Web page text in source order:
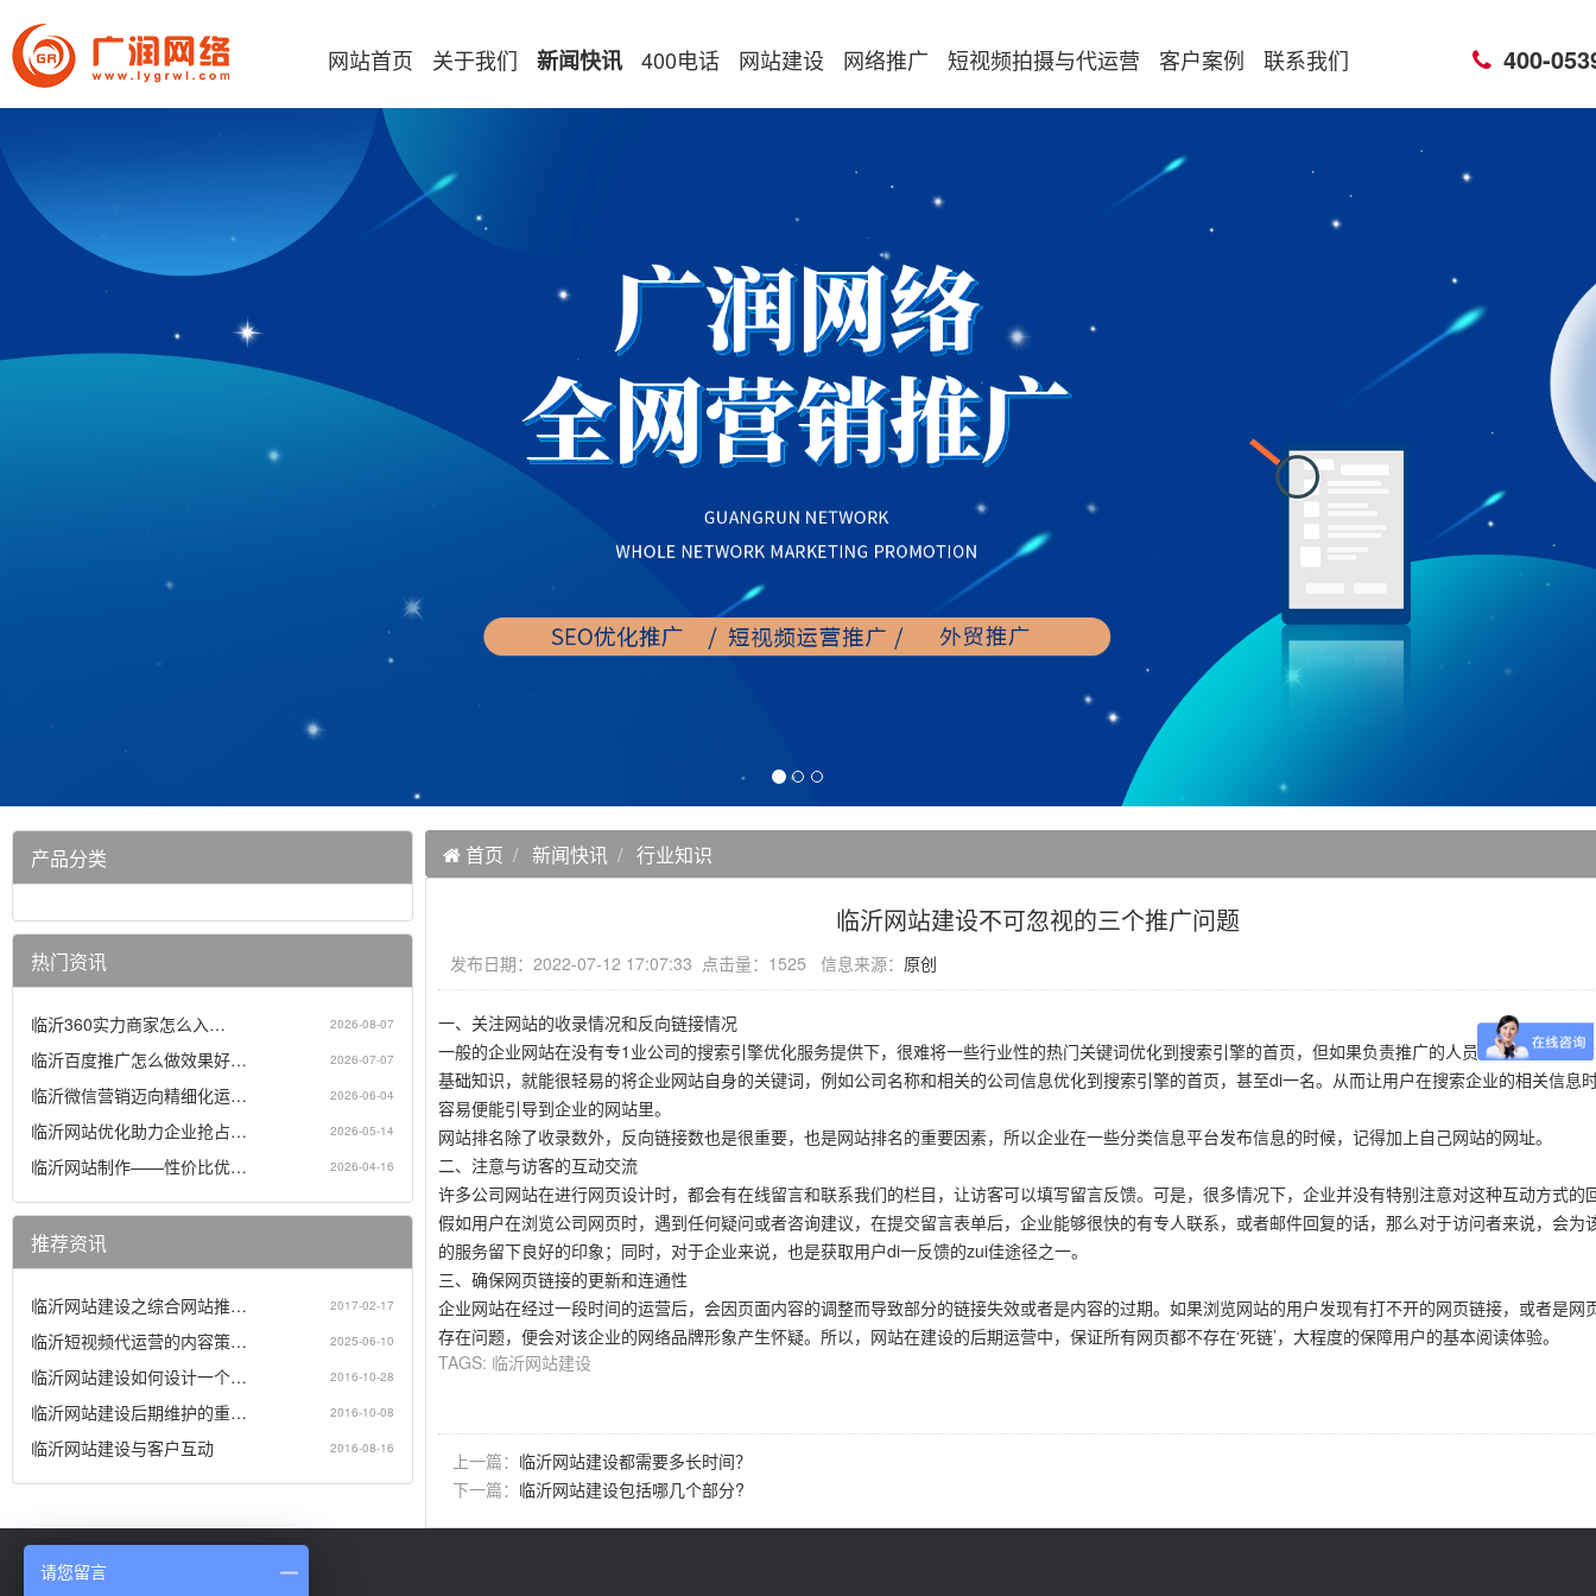
网站首页 关于我们 新闻快讯 400电话 网站建设 网络推广 短视频拍摄与代运营 客户案例 联系我们 400-
产品分类
热门资讯
临沂360实力商家怎么入… 2026-08-07
临沂百度推广怎么做效果好… 2026-07-07
临沂微信营销迈向精细化运… 2026-06-04
临沂网站优化助力企业抢占… 2026-05-14
临沂网站制作——性价比优… 2026-04-16
推荐资讯
临沂网站建设之综合网站推… 2017-02-17
临沂短视频代运营的内容策… 2025-06-10
临沂网站建设如何设计一个… 2016-10-28
临沂网站建设后期维护的重… 2016-10-08
临沂网站建设与客户互动 2016-08-16
首页 新闻快讯 行业知识
临沂网站建设不可忽视的三个推广问题
发布日期：2022-07-12 17:07:33 点击量：1525 信息来源： 原创
一、关注网站的收录情况和反向链接情况
一般的企业网站在没有专1业公司的搜索引擎优化服务提供下，很难将一些行业性的热门关键词优化到搜索引擎的首页，但如果负责推广的人员，能了解搜索
基础知识，就能很轻易的将企业网站自身的关键词，例如公司名称和相关的公司信息优化到搜索引擎的首页，甚至di一名。从而让用户在搜索企业的相关信息
容易便能引导到企业的网站里。
网站排名除了收录数外，反向链接数也是很重要，也是网站排名的重要因素，所以企业在一些分类信息平台发布信息的时候，记得加上自己网站的网址。
二、注意与访客的互动交流
许多公司网站在进行网页设计时，都会有在线留言和联系我们的栏目，让访客可以填写留言反馈。可是，很多情况下，企业并没有特别注意对这种互动方式的
假如用户在浏览公司网页时，遇到任何疑问或者咨询建议，在提交留言表单后，企业能够很快的有专人联系，或者邮件回复的话，那么对于访问者来说，会为
的服务留下良好的印象；同时，对于企业来说，也是获取用户di一反馈的zui佳途径之一。
三、确保网页链接的更新和连通性
企业网站在经过一段时间的运营后，会因页面内容的调整而导致部分的链接失效或者是内容的过期。如果浏览网站的用户发现有打不开的网页链接，或者是网
存在问题，便会对该企业的网络品牌形象产生怀疑。所以，网站在建设的后期运营中，保证所有网页都不存在‘死链’，大程度的保障用户的基本阅读体验。
TAGS: 临沂网站建设
上一篇： 临沂网站建设都需要多长时间？
下一篇： 临沂网站建设包括哪几个部分?
请您留言